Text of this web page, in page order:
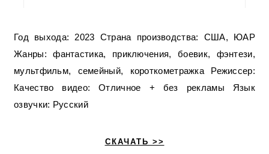
Год выхода: 2023 Страна производства: США, ЮАР
Жанры: фантастика, приключения, боевик, фэнтези,
мультфильм, семейный, короткометражка Режиссер:
Качество видео: Отличное + без рекламы Язык
озвучки: Русский
СКАЧАТЬ >>